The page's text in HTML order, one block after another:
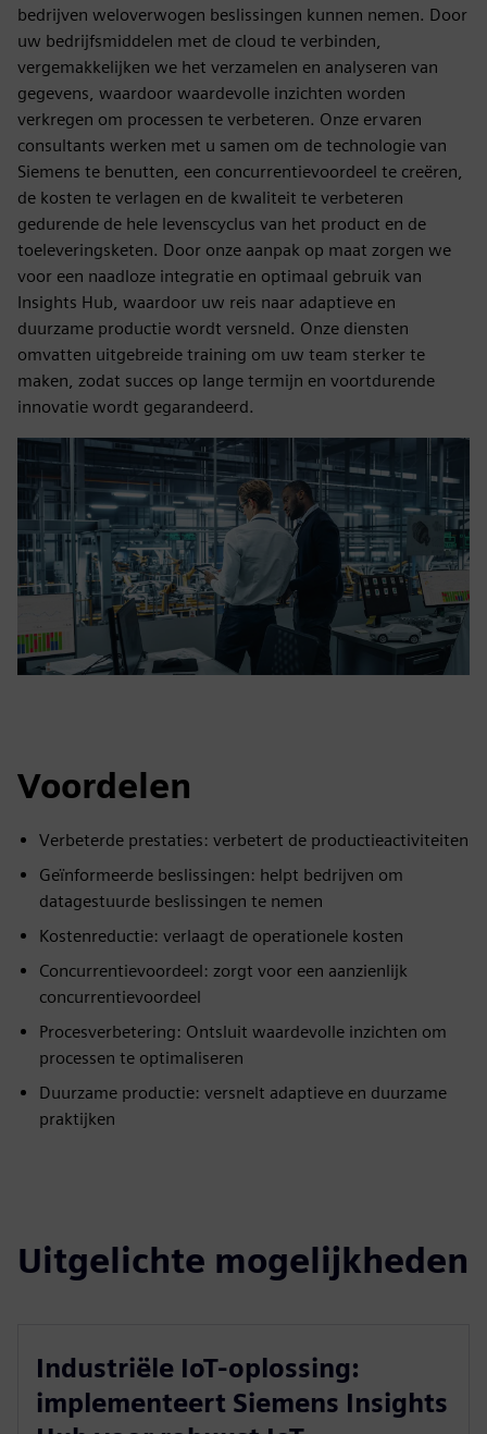
bedrijven weloverwogen beslissingen kunnen nemen. Door
uw bedrijfsmiddelen met de cloud te verbinden,
vergemakkelijken we het verzamelen en analyseren van
gegevens, waardoor waardevolle inzichten worden
verkregen om processen te verbeteren. Onze ervaren
consultants werken met u samen om de technologie van
Siemens te benutten, een concurrentievoordeel te creëren,
de kosten te verlagen en de kwaliteit te verbeteren
gedurende de hele levenscyclus van het product en de
toeleveringsketen. Door onze aanpak op maat zorgen we
voor een naadloze integratie en optimaal gebruik van
Insights Hub, waardoor uw reis naar adaptieve en
duurzame productie wordt versneld. Onze diensten
omvatten uitgebreide training om uw team sterker te
maken, zodat succes op lange termijn en voortdurende
innovatie wordt gegarandeerd.
Voordelen
Verbeterde prestaties: verbetert de productieactiviteiten
Geïnformeerde beslissingen: helpt bedrijven om
datagestuurde beslissingen te nemen
Kostenreductie: verlaagt de operationele kosten
Concurrentievoordeel: zorgt voor een aanzienlijk
concurrentievoordeel
Procesverbetering: Ontsluit waardevolle inzichten om
processen te optimaliseren
Duurzame productie: versnelt adaptieve en duurzame
praktijken
Uitgelichte mogelijkheden
Industriële IoT-oplossing:
implementeert Siemens Insights